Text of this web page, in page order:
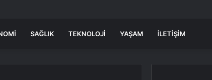
SAĞLIK TEKNOLOJI YAŞAM İLETIŞIM